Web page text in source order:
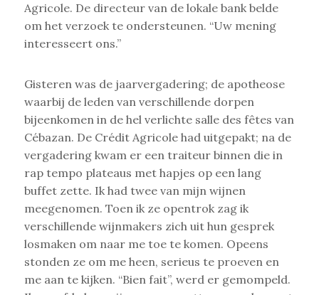
Agricole. De directeur van de lokale bank belde
om het verzoek te ondersteunen. “Uw mening
interesseert ons.”
Gisteren was de jaarvergadering; de apotheose
waarbij de leden van verschillende dorpen
bijeenkomen in de hel verlichte salle des fêtes van
Cébazan. De Crédit Agricole had uitgepakt; na de
vergadering kwam er een traiteur binnen die in
rap tempo plateaus met hapjes op een lang
buffet zette. Ik had twee van mijn wijnen
meegenomen. Toen ik ze opentrok zag ik
verschillende wijnmakers zich uit hun gesprek
losmaken om naar me toe te komen. Opeens
stonden ze om me heen, serieus te proeven en
me aan te kijken. “Bien fait”, werd er gemompeld.